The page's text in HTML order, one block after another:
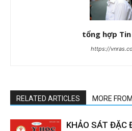
tổng hợp
https://
RELATED ARTICLES MORE
KHẢO SÁT ĐẶC